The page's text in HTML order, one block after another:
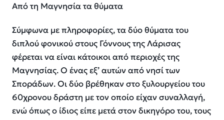
Από τη Μαγνησία τα θύματα
Σύμφωνα με πληροφορίες, τα δύο θύματα του
διπλού φονικού στους Γόννους της Λάρισας
φέρεται να είναι κάτοικοι από περιοχές της
Μαγνησίας. Ο ένας εξ’ αυτών από νησί των
Σποράδων. Οι δύο βρέθηκαν στο ξυλουργείου του
60χρονου δράστη με τον οποίο είχαν συναλλαγή,
ενώ όπως ο ίδιος είπε μετά στον δικηγόρο του, τους